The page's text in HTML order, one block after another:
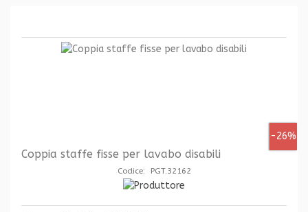
-26%
Coppia staffe fisse per lavabo disabili
Codice: PGT.32162